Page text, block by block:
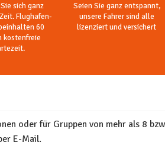
sich ganz
Flughafen-
60
kostenfreie
Seien Sie ganz entspannt,
unsere Fahrer sind alle
lizenziert und versichert
oder für Gruppen von mehr als 8
E-Mail.